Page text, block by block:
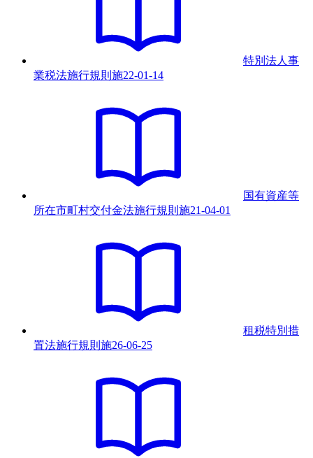
特別法人事
業税法施行規則 施22-01-14
国有資産等
所在市町村交付金法施行規則 施21-04-01
租税特別措
置法施行規則 施26-06-25